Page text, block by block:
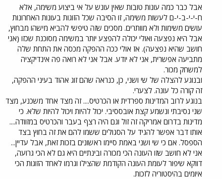
מוותרת לשני על ביצוע משימה ונותנת לה לבחור עובר אורח מקומי שיבצע
אותה במקומה. מעניין אם גם לנטע שנפצעה עכשיו ההפקה תיתן שעובר
אורח מקומי יבצע במקומה את המשימה בזמן שהיא בטיפול נמרץ... הפקה
עלובה וביזיונית שכבר משתינה על הצופים מהמקפצה האולימפית. יש לכם
את זה ביותר מכור?
אבל כבר כמה עונות טובות שאין עונש על אי ביצוע משימה, אלא
ח-י-י-ב-י-ם לעשות משימה, זו הסיבה שכל הזוגות בעונות האחרונות
עושים משימות ולא מוותרים. מסכים שזה טיפשי להביא מישהו מבחוץ,
אבל היא נפצעה ואולי יכולה להפצע יותר במשימה מסוכנת שכזו (אני
חושב שהיא נפצעה). אז אולי ככה ההפקה מכסה את התחת שלה
מתביעה אפשרית, אני לא יודע. אבל אני לא רואה פה אינדיקציה
למשחק מכור.
ובנוגע להצלה של שי ושני, כן, כנראה שהם זוג אהוד בעיני ההפקה,
זה קורה כל עונה. לצערי.
בנוגע לרוב המדינות ספרדית או הכרטיס.... זה מצד אחד משכנע, מצד
שני נסיבתי ונשמע קצת אובססיבי. יכול להיות ויכול להיות שלא. כי
מדינות בדרום אמריקה זה זול וגם היה רצף בעבר והכרטיס במזוודה....
אותו דבר אפשר להגיד על הסגולים ששמו להם את זה בחוץ בצד
הספסל. אם כי שי ושני באמת סיימו ראשונים בזכות זאת, אבל עדיין...
אני לא חושב שזו העונה הכי מכורה ובינתיים היא גם לא הכי גרועה,
דווקא שיפור לעומת העונה הקודמת שהצילו וגרמו לאחד הזוגות הכי
איומים בהיסטוריה לזכות.